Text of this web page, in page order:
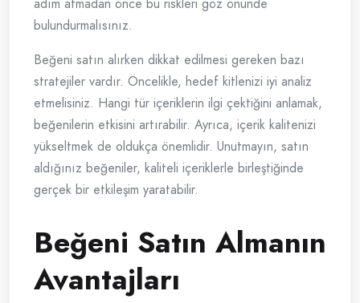
adım atmadan önce bu riskleri göz önünde
bulundurmalısınız.
Beğeni satın alırken dikkat edilmesi gereken bazı
stratejiler vardır. Öncelikle, hedef kitlenizi iyi analiz
etmelisiniz. Hangi tür içeriklerin ilgi çektiğini anlamak,
beğenilerin etkisini artırabilir. Ayrıca, içerik kalitenizi
yükseltmek de oldukça önemlidir. Unutmayın, satın
aldığınız beğeniler, kaliteli içeriklerle birleştiğinde
gerçek bir etkileşim yaratabilir.
Beğeni Satın Almanın
Avantajları